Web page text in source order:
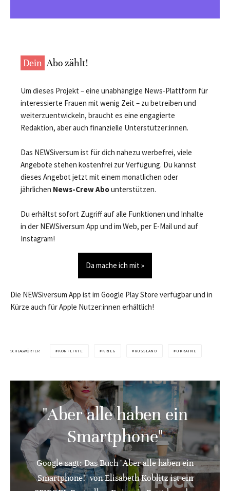
Dein Abo zählt!
Um dieses Projekt – eine unabhängige News-Plattform für
interessierte Frauen mit wenig Zeit – zu betreiben und
weiterzuentwickeln, braucht es eine engagierte
Redaktion, aber auch finanzielle Unterstützer:innen.
Das NEWSiversum ist für dich nahezu werbefrei, viele
Angebote stehen kostenfrei zur Verfügung. Du kannst
dieses Angebot jetzt mit einem monatlichen oder
jährlichen News-Crew Abounterstützen.
Du erhältst sofort Zugriff auf alle Funktionen und Inhalte
in der NEWSiversum App und im Web, per E-Mail und auf
Instagram!
Da mache ich mit »
Die NEWSiversum App ist im Google Play Store verfügbar und in
Kürze auch für Apple Nutzer:innen erhältlich!
SCHLAGWÖRTER KONFLIKTE KRIEG RUSSLAND UKRAINE
"Aber alle haben ein
Smartphone"
Google sagt: Das Buch "Aber alle haben ein
Smartphone!" von Elisabeth Koblitz ist ein